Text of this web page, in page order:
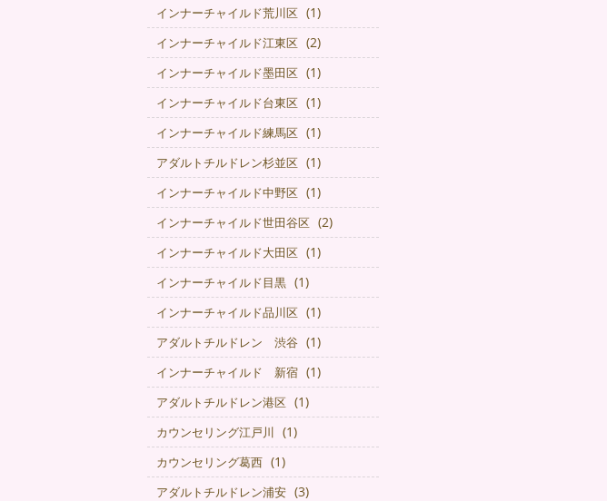
インナーチャイルド荒川区 (1)
インナーチャイルド江東区 (2)
インナーチャイルド墨田区 (1)
インナーチャイルド台東区 (1)
インナーチャイルド練馬区 (1)
アダルトチルドレン杉並区 (1)
インナーチャイルド中野区 (1)
インナーチャイルド世田谷区 (2)
インナーチャイルド大田区 (1)
インナーチャイルド目黒 (1)
インナーチャイルド品川区 (1)
アダルトチルドレン 渋谷 (1)
インナーチャイルド 新宿 (1)
アダルトチルドレン港区 (1)
カウンセリング江戸川 (1)
カウンセリング葛西 (1)
アダルトチルドレン浦安 (3)